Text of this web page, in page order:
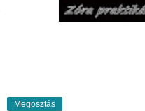
Megosztás